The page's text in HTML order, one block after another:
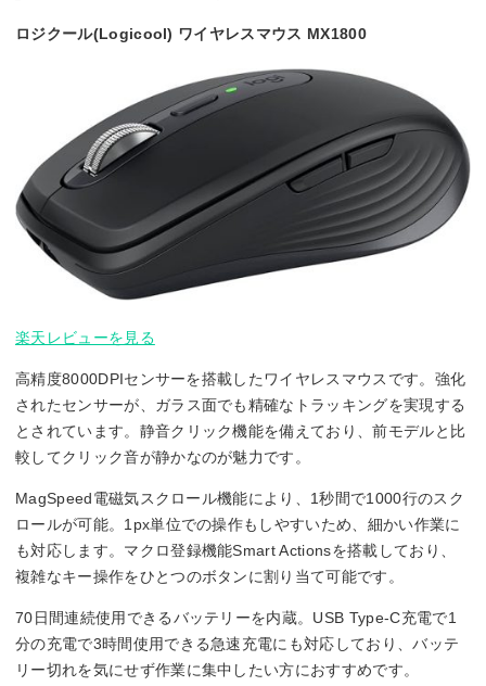
ロジクール(Logicool) ワイヤレスマウス MX1800
楽天レビューを見る
高精度8000DPIセンサーを搭載したワイヤレスマウスです。強化
されたセンサーが、ガラス面でも精確なトラッキングを実現する
とされています。静音クリック機能を備えており、前モデルと比
較してクリック音が静かなのが魅力です。
MagSpeed電磁気スクロール機能により、1秒間で1000行のスク
ロールが可能。1px単位での操作もしやすいため、細かい作業に
も対応します。マクロ登録機能Smart Actionsを搭載しており、
複雑なキー操作をひとつのボタンに割り当て可能です。
70日間連続使用できるバッテリーを内蔵。USB Type-C充電で1
分の充電で3時間使用できる急速充電にも対応しており、バッテ
リー切れを気にせず作業に集中したい方におすすめです。